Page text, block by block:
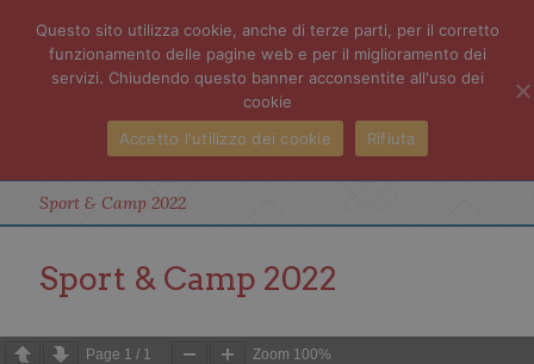
Sport & Camp 2022
Sport & Camp 2022
Page 1 / 1 Zoom 100%
Questo sito utilizza cookie, anche di terze parti, per il corretto
funzionamento delle pagine web e per il miglioramento dei
servizi. Chiudendo questo banner acconsentite all'uso dei
cookie
Accetto l'utilizzo dei cookie
Rifiuta